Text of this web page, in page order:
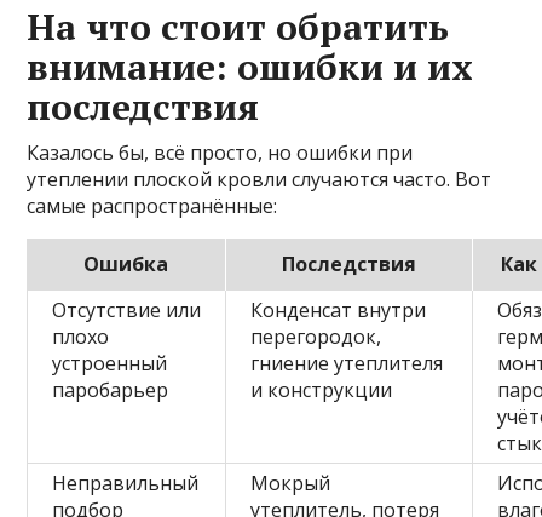
На что стоит обратить
внимание: ошибки и их
последствия
Казалось бы, всё просто, но ошибки при
утеплении плоской кровли случаются часто. Вот
самые распространённые:
Ошибка Последствия
Отсутствие или
плохо
устроенный
паробарьер
Конденсат внутри
перегородок,
гниение утеплителя
и конструкции
Неправильный
подбор
Мокрый
утеплитель, потеря